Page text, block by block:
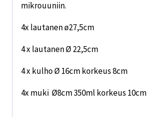
mikrouuniin.
4x lautanen ø27,5cm
4 x lautanen Ø 22,5cm
4 x kulho Ø 16cm korkeus 8cm
4x muki Ø8cm 350ml korkeus 10cm